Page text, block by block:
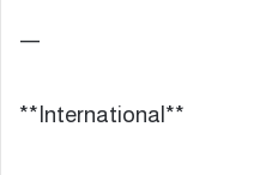
—
**International**